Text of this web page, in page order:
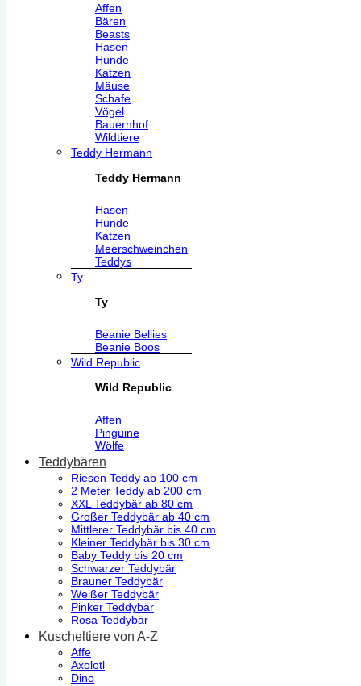
Affen
Bären
Beasts
Hasen
Hunde
Katzen
Mäuse
Schafe
Vögel
Bauernhof
Wildtiere
Teddy Hermann
Teddy Hermann
Hasen
Hunde
Katzen
Meerschweinchen
Teddys
Ty
Ty
Beanie Bellies
Beanie Boos
Wild Republic
Wild Republic
Affen
Pinguine
Wölfe
Teddybären
Riesen Teddy ab 100 cm
2 Meter Teddy ab 200 cm
XXL Teddybär ab 80 cm
Großer Teddybär ab 40 cm
Mittlerer Teddybär bis 40 cm
Kleiner Teddybär bis 30 cm
Baby Teddy bis 20 cm
Schwarzer Teddybär
Brauner Teddybär
Weißer Teddybär
Pinker Teddybär
Rosa Teddybär
Kuscheltiere von A-Z
Affe
Axolotl
Dino